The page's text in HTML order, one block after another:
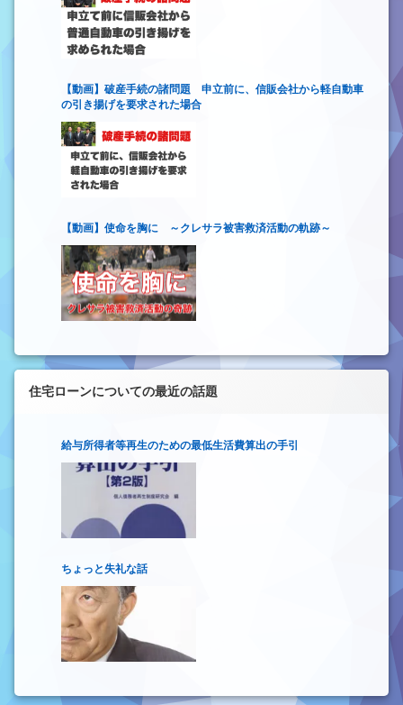
【動画】破産手続の諸問題 申立前に、信販会社から軽自動車
の引き揚げを要求された場合
【動画】使命を胸に ～クレサラ被害救済活動の軌跡～
住宅ローンについての最近の話題
給与所得者等再生のための最低生活費算出の手引
ちょっと失礼な話